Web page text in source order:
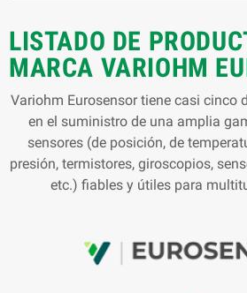
LISTADO DE
MARCA VARIOHM
Variohm Eurosensor tiene casi cinco
en el suministro de una amplia
sensores (de posición, de
presión, termistores, giroscopios,
etc.) fiables y útiles para